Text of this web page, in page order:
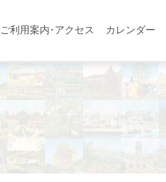
ご利用案内･アクセス カレンダー